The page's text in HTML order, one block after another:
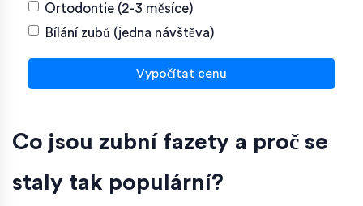
Ortodontie (2-3 měsíce)
Bílání zubů (jedna návštěva)
Vypočítat cenu
Co jsou zubní fazety a proč se
staly tak populární?